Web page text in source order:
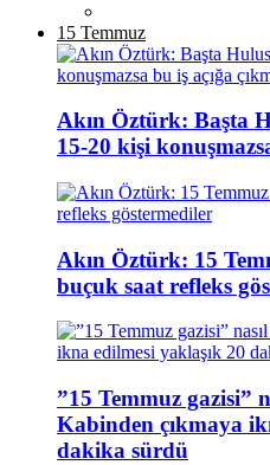
15 Temmuz
Akın Öztürk: Başta
15-20 kişi
Akın Öztürk: 15
buçuk saat refleks
”15 Temmuz gazisi”
Kabinden çıkmaya
dakika sürdü